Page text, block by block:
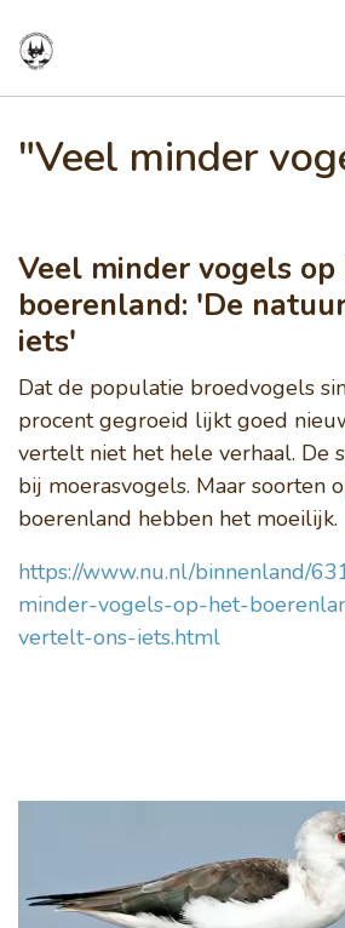
Home
Meldingen uit de natuur
Agenda
Project Freonen fan de
Contact
Nazorg en broedzorg
"Veel minder
Veel minder vogels
boerenland: 'De
iets'
Dat de populatie broedvogels
procent gegroeid lijkt goed
vertelt niet het hele verhaal. De
bij moerasvogels. Maar soorten
boerenland hebben het moeilijk.
https://www.nu.nl/binnenland/
minder-vogels-op-het-
vertelt-ons-iets.html